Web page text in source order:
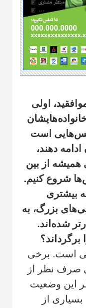
اولی
است
دهند،
از بین
شروع کنیم.
بیشتری
بزرگ، به
پولدارتر شده‌اند.
است. برخی
صرف نظر از
این وضعیت
از